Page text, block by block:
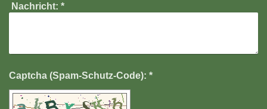
Nachricht: *
Captcha (Spam-Schutz-Code): *